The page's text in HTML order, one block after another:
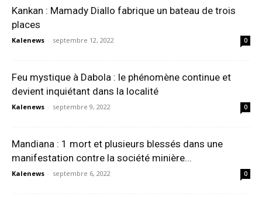
Kankan : Mamady Diallo fabrique un bateau de trois
places
Kalenews - septembre 12, 2022 0
Feu mystique à Dabola : le phénomène continue et
devient inquiétant dans la localité
Kalenews - septembre 9, 2022 0
Mandiana : 1 mort et plusieurs blessés dans une
manifestation contre la société minière...
Kalenews - septembre 6, 2022 0